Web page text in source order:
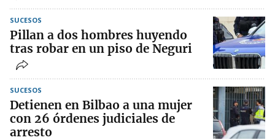
SUCESOS
Pillan a dos hombres huyendo
tras robar en un piso de Neguri
SUCESOS
Detienen en Bilbao a una mujer
con 26 órdenes judiciales de
arresto